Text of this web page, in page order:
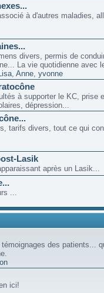
à d'autres maladies,
divers, permis de
La vie quotidienne avec
, Anne, yvonne
à supporter le KC, prise
dépression...
tarifs divers, tout ce qui
Lasik
après un Lasik...
...
des patients...
ici!